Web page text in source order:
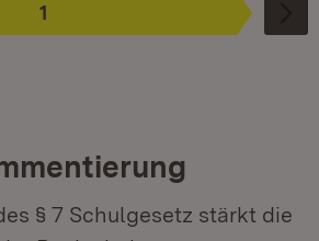
Phase
1
:
§ 7 Schulgesetz stärkt die